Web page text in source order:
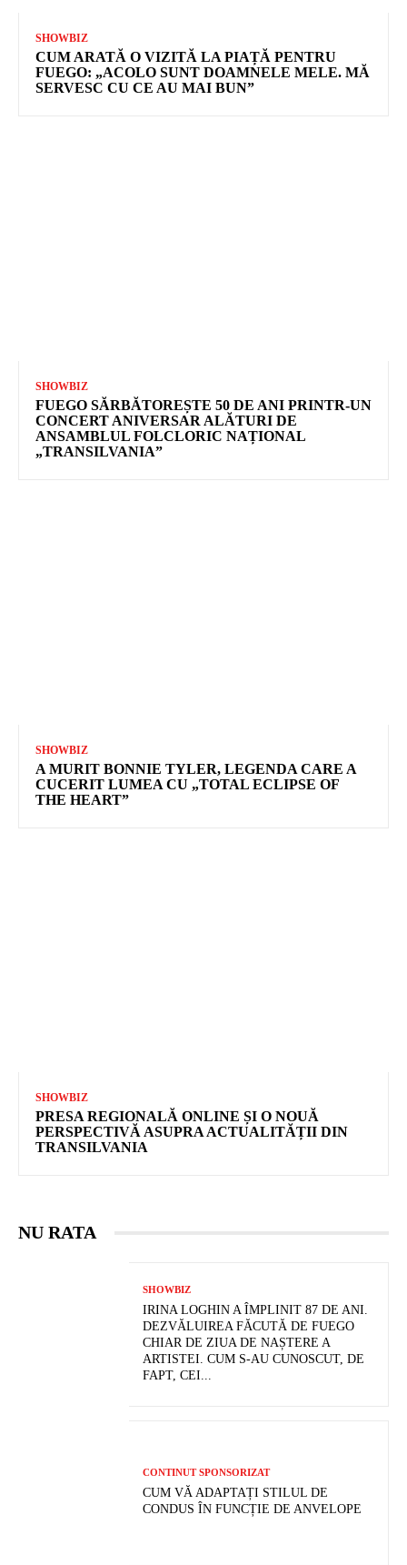
SHOWBIZ
CUM ARATĂ O VIZITĂ LA PIAȚĂ PENTRU
FUEGO: „ACOLO SUNT DOAMNELE MELE. MĂ
SERVESC CU CE AU MAI BUN”
SHOWBIZ
FUEGO SĂRBĂTOREȘTE 50 DE ANI PRINTR-UN
CONCERT ANIVERSAR ALĂTURI DE
ANSAMBLUL FOLCLORIC NAȚIONAL
„TRANSILVANIA”
SHOWBIZ
A MURIT BONNIE TYLER, LEGENDA CARE A
CUCERIT LUMEA CU „TOTAL ECLIPSE OF
THE HEART”
SHOWBIZ
PRESA REGIONALĂ ONLINE ȘI O NOUĂ
PERSPECTIVĂ ASUPRA ACTUALITĂȚII DIN
TRANSILVANIA
NU RATA
SHOWBIZ
IRINA LOGHIN A ÎMPLINIT 87 DE ANI.
DEZVĂLUIREA FĂCUTĂ DE FUEGO
CHIAR DE ZIUA DE NAȘTERE A
ARTISTEI. CUM S-AU CUNOSCUT, DE
FAPT, CEI...
CONTINUT SPONSORIZAT
CUM VĂ ADAPTAȚI STILUL DE
CONDUS ÎN FUNCȚIE DE ANVELOPE